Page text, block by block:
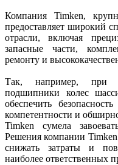
Компания Timken,
предоставляет широкий
отрасли, включая
запасные части,
ремонту и
Так, например, при
подшипники колес
обеспечить
компетентности и
Timken сумела
Решения компании
снижать затраты и
наиболее ответственных